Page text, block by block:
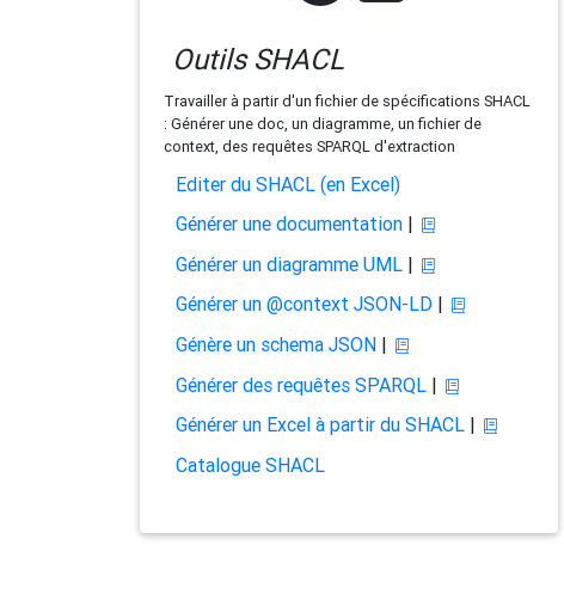
Outils SHACL
Travailler à partir d'un fichier de spécifications SHACL
: Générer une doc, un diagramme, un fichier de
context, des requêtes SPARQL d'extraction
Editer du SHACL (en Excel)
Générer une documentation|
Générer un diagramme UML|
Générer un @context JSON-LD|
Génère un schema JSON|
Générer des requêtes SPARQL|
Générer un Excel à partir du SHACL|
Catalogue SHACL